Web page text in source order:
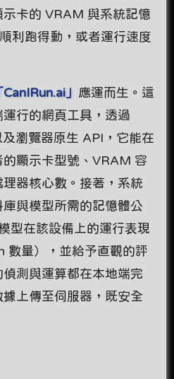
卡的 VRAM 與系統記憶
利跑得動，或者運行速度
CanIRun.ai」
應運而生。這
行的網頁工具，透過
瀏覽器原生 API，它能在
顯示卡型號、VRAM 容
器核心數。接著，系統
與模型所需的記憶體公
型在該設備上的運行表現
數量），並給予直觀的評
測與運算都在本地端完
上傳至伺服器，既安全